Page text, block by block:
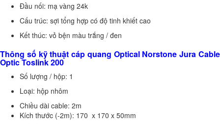
Đầu nối: mạ vàng 24k
Cấu trúc: sợi tổng hợp có độ tinh khiết cao
Kết thúc: vỏ bện màu trắng / đen
Thông số kỹ thuật cáp quang Optical Norstone Jura Cable
Optic Toslink 200
Số lượng / hộp: 1
Loại: hộp nhôm
Chiều dài cable: 2m
Kích thước (-2m): 170 x 170 x 50mm